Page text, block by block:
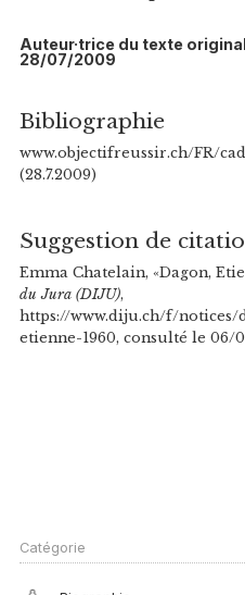
Auteur·trice du texte
28/07/2009
Bibliographie
www.objectifreussir.ch/FR/
(28.7.2009)
Suggestion de
Emma Chatelain, «Dagon,
du Jura (DIJU),
https://www.diju.ch/f/notices/
etienne-1960, consulté le 06/
Catégorie